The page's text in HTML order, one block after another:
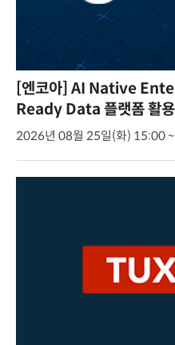
[엔코아] AI Native
Ready Data 플랫폼 활
2026년 08월 25일(화) 15:00